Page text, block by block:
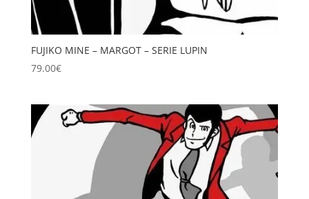
FUJIKO MINE – MARGOT – SERIE LUPIN
79.00€